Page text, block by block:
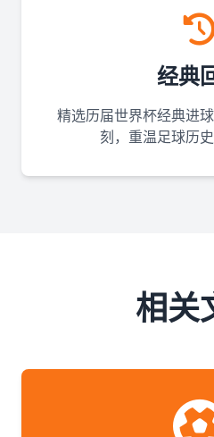
经典
精选历届世界杯经典进
刻，重温足球历史
相关